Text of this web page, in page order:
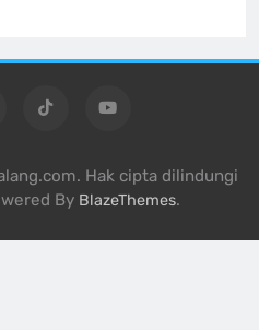
Hak cipta dilindungi
By BlazeThemes.